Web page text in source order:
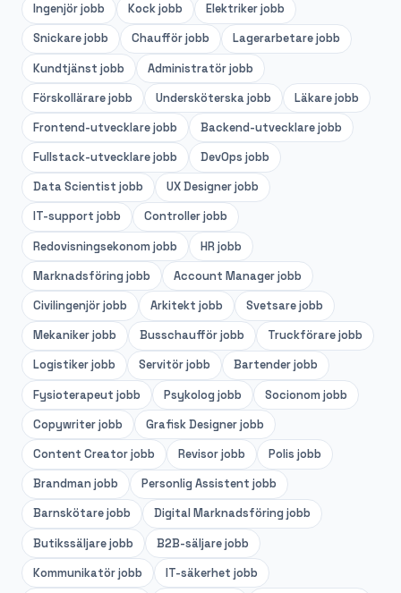
Ingenjörjobb Kockjobb Elektrikerjobb
Snickarejobb Chaufförjobb Lagerarbetarejobb
Kundtjänst jobb Administratörjobb
Förskollärarejobb Undersköterskajobb Läkarejobb
Frontend-utvecklarejobb Backend-utvecklarejobb
Fullstack-utvecklarejobb DevOps jobb
Data Scientist jobb UX Designerjobb
IT-support jobb Controllerjobb
Redovisningsekonom jobb HR jobb
Marknadsföring jobb Account Managerjobb
Civilingenjörjobb Arkitekt jobb Svetsarejobb
Mekanikerjobb Busschaufförjobb Truckförarejobb
Logistikerjobb Servitörjobb Bartenderjobb
Fysioterapeut jobb Psykolog jobb Socionom jobb
Copywriterjobb Grafisk Designerjobb
Content Creatorjobb Revisorjobb Polis jobb
Brandman jobb Personlig Assistent jobb
Barnskötarejobb Digital Marknadsföring jobb
Butikssäljarejobb B2B-säljarejobb
Kommunikatörjobb IT-säkerhet jobb